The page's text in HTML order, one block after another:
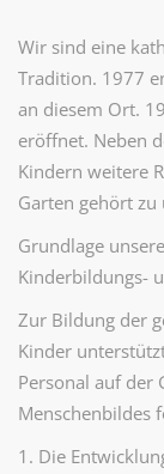
Wir sind eine
Tradition. 1977
an diesem Ort.
eröffnet. Neben
Kindern weitere
Garten gehört zu
Grundlage
Kinderbildungs-
Zur Bildung der
Kinder
Personal auf der
Menschenbildes
1. Die